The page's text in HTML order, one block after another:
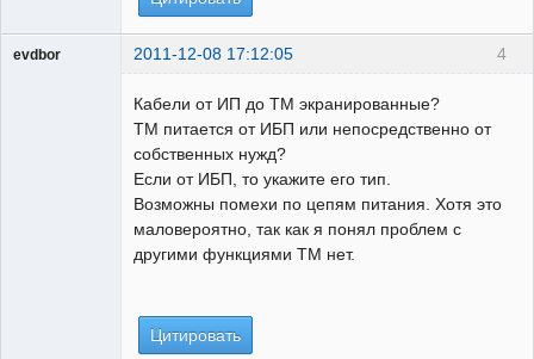
4
evdbor 2011-12-08 17:12:05
Кабели от ИП до ТМ экранированные?
ТМ питается от ИБП или непосредственно от
собственных нужд?
Если от ИБП, то укажите его тип.
Возможны помехи по цепям питания. Хотя это
маловероятно, так как я понял проблем с
другими функциями ТМ нет.
Цитировать